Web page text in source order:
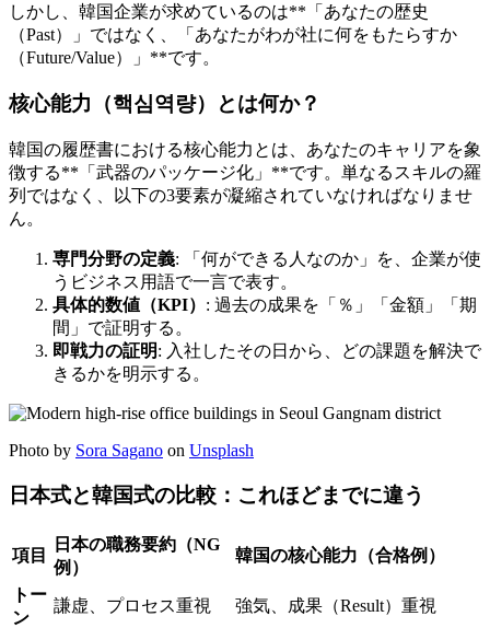
しかし、韓国企業が求めているのは**「あなたの歴史
（Past）」ではなく、「あなたがわが社に何をもたらすか
（Future/Value）」**です。
核心能力（핵심역량）とは何か？
韓国の履歴書における核心能力とは、あなたのキャリアを象
徴する**「武器のパッケージ化」**です。単なるスキルの羅
列ではなく、以下の3要素が凝縮されていなければなりませ
ん。
専門分野の定義: 「何ができる人なのか」を、企業が使
うビジネス用語で一言で表す。
具体的数値（KPI） : 過去の成果を「％」「金額」「期
間」で証明する。
即戦力の証明: 入社したその日から、どの課題を解決で
きるかを明示する。
Photo by Sora Sagano on Unsplash
日本式と韓国式の比較：これほどまでに違う
項目
日本の職務要約（NG
例）
韓国の核心能力（合格例）
トー
ン
謙虚、プロセス重視 強気、成果（Result）重視